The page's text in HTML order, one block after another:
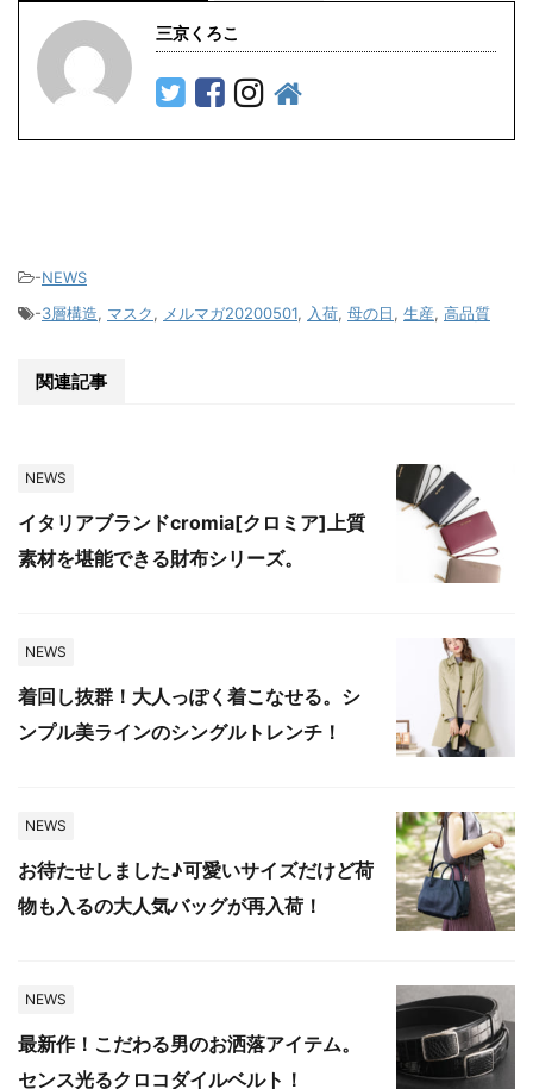
三京くろこ
-NEWS
-3層構造, マスク, メルマガ20200501, 入荷, 母の日, 生産, 高品質
関連記事
NEWS
イタリアブランドcromia[クロミア]上質
素材を堪能できる財布シリーズ。
NEWS
着回し抜群！大人っぽく着こなせる。シ
ンプル美ラインのシングルトレンチ！
NEWS
お待たせしました♪可愛いサイズだけど荷
物も入るの大人気バッグが再入荷！
NEWS
最新作！こだわる男のお洒落アイテム。
センス光るクロコダイルベルト！